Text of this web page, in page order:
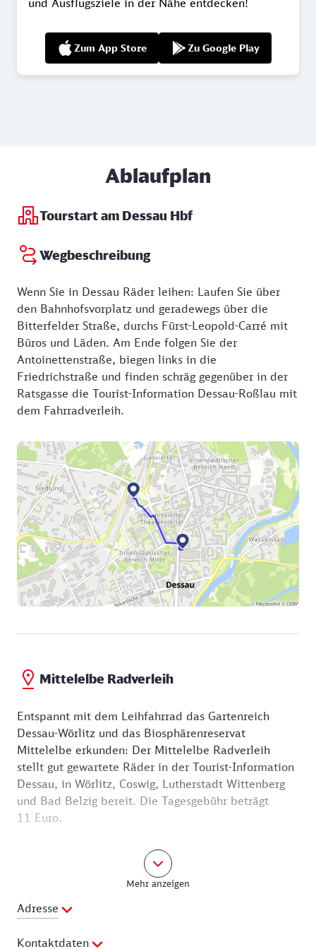
Zum App Store Zu Google Play
Ablaufplan
Tourstart am Dessau Hbf
Wegbeschreibung
Wenn Sie in Dessau Räder leihen: Laufen Sie über
den Bahnhofsvorplatz und geradewegs über die
Bitterfelder Straße, durchs Fürst-Leopold-Carré mit
Büros und Läden. Am Ende folgen Sie der
Antoinettenstraße, biegen links in die
Friedrichstraße und finden schräg gegenüber in der
Ratsgasse die Tourist-Information Dessau-Roßlau mit
dem Fahrradverleih.
Mittelelbe Radverleih
Entspannt mit dem Leihfahrrad das Gartenreich
Dessau-Wörlitz und das Biosphärenreservat
Mittelelbe erkunden: Der Mittelelbe Radverleih
stellt gut gewartete Räder in der Tourist-Information
Dessau, in Wörlitz, Coswig, Lutherstadt Wittenberg
und Bad Belzig bereit. Die Tagesgebühr beträgt
11 Euro.
Die Rückgabe der Räder ist nach Absprache auch
außerhalb der Öffnungszeiten der Ausleihstationen
möglich. Die Räder können nach Absprache
außerdem an einer anderen Ausleihstation
abgegeben werden, so dass Touren von einem Ort
zum anderen möglich sind - ohne Transport der
Mehr anzeigen
Adresse
Kontaktdaten